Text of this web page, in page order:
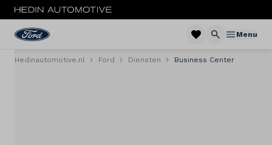
Menu
Menu
Hedinautomotive.nl Ford Diensten Business Center